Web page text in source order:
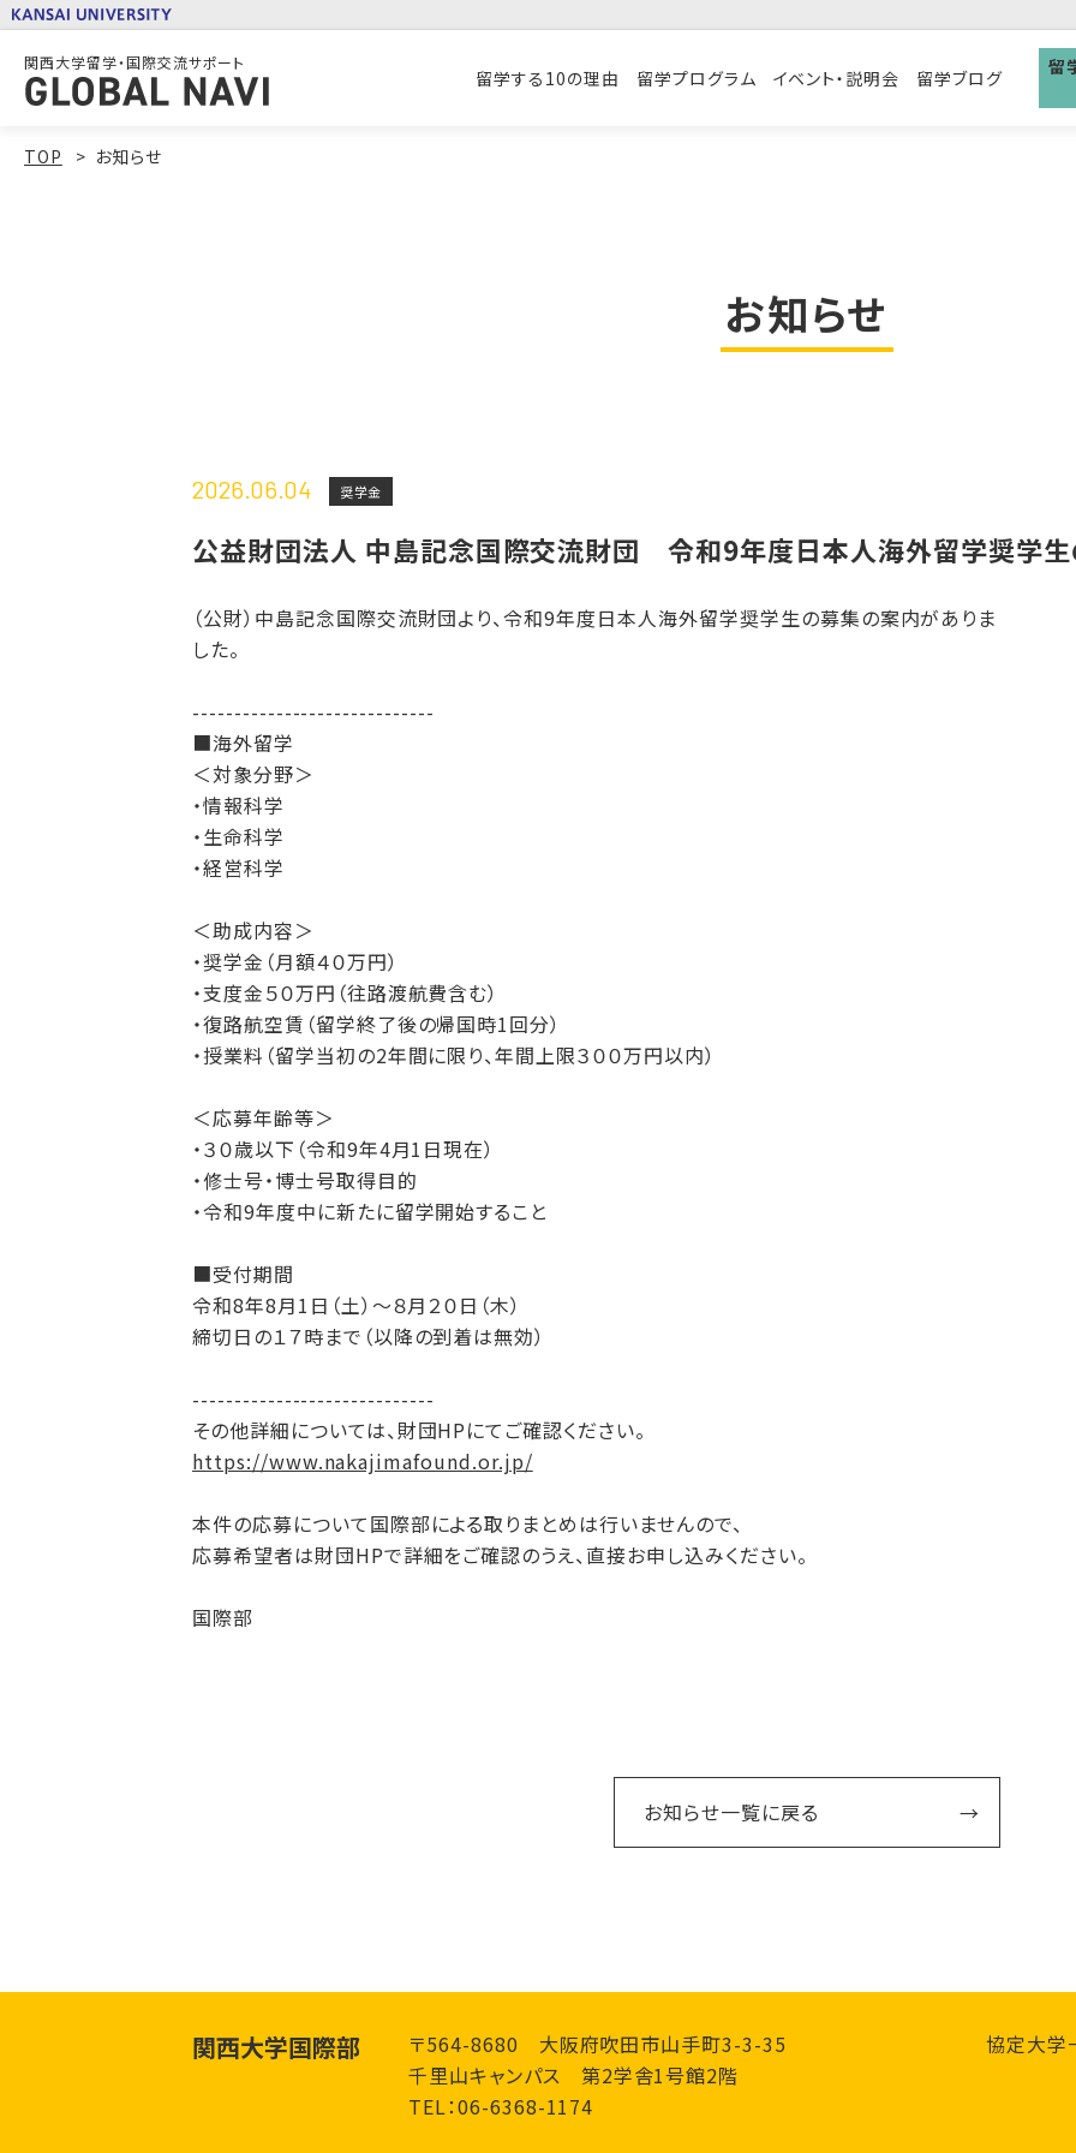
関西大学留学・国際交流サポート
留学する10の理由 留学プログラム イベント・説明会 留学ブログ
留
TOP お知らせ
お知らせ
2026.06.04 奨学金
公益財団法人 中島記念国際交流財団 令和9年度日本人海外留学奨学生
（公財）中島記念国際交流財団より、令和9年度日本人海外留学奨学生の募集の案内がありま
した。
-----------------------------
■海外留学
＜対象分野＞
・情報科学
・生命科学
・経営科学
＜助成内容＞
・奨学金（月額４０万円）
・支度金５０万円（往路渡航費含む）
・復路航空賃（留学終了後の帰国時1回分）
・授業料（留学当初の2年間に限り、年間上限３００万円以内）
＜応募年齢等＞
・３０歳以下（令和9年4月1日現在）
・修士号・博士号取得目的
・令和9年度中に新たに留学開始すること
■受付期間
令和8年8月1日（土）～８月２０日（木）
締切日の１７時まで（以降の到着は無効）
-----------------------------
その他詳細については、財団HPにてご確認ください。
https://www.nakajimafound.or.jp/
本件の応募について国際部による取りまとめは行いませんので、
応募希望者は財団HPで詳細をご確認のうえ、直接お申し込みください。
国際部
お知らせ一覧に戻る
関西大学国際部
〒564-8680 大阪府吹田市山手町3-3-35
千里山キャンパス 第2学舎1号館2階
TEL：06-6368-1174
協定大学